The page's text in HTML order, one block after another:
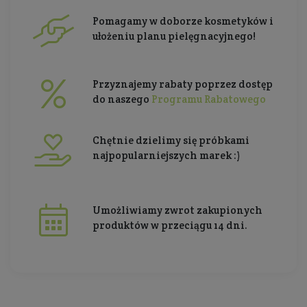
Pomagamy w doborze kosmetyków i
ułożeniu planu pielęgnacyjnego!
Przyznajemy rabaty poprzez dostęp
do naszego Programu Rabatowego
Chętnie dzielimy się próbkami
najpopularniejszych marek :)
Umożliwiamy zwrot zakupionych
produktów w przeciągu 14 dni.